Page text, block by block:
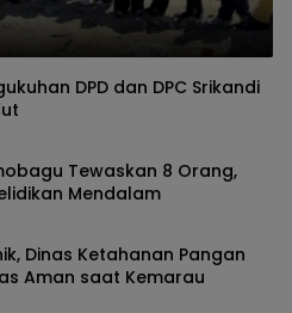
DPD dan DPC Srikandi
Tewaskan 8 Orang,
Mendalam
Dinas Ketahanan Pangan
Aman saat Kemarau